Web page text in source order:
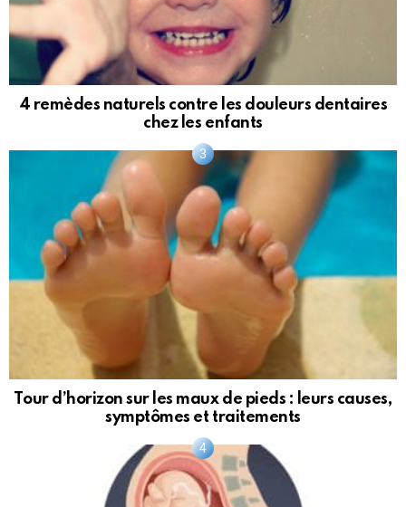
4 remèdes naturels contre les douleurs dentaires
chez les enfants
Tour d’horizon sur les maux de pieds : leurs causes,
symptômes et traitements